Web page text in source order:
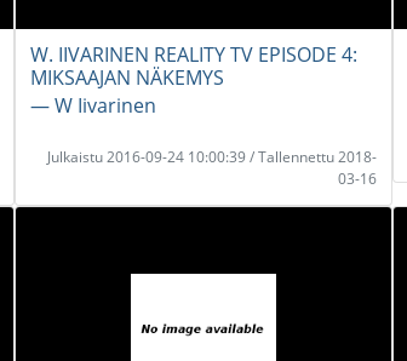
W. IIVARINEN REALITY TV EPISODE 4:
MIKSAAJAN NÄKEMYS
― W Iivarinen
Julkaistu 2016-09-24 10:00:39 / Tallennettu 2018-
03-16